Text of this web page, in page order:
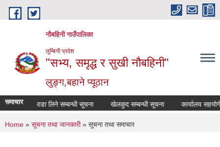
Skip to main content
नौबहिनी गाउँपालिका
लुम्बिनी प्रदेश
"सभ्य, समृद्ध र सुखी नौबहिनी"
लुङ्ग,बहाने प्यूठान
समाचार
लिने सम्बन्धी सूचना खेलकुद सम्बन्धी सूचना कार्यालय सहयोगी आवश्यकता
You are here
Home » सूचना तथा जानकारी» सूचना तथा समाचार